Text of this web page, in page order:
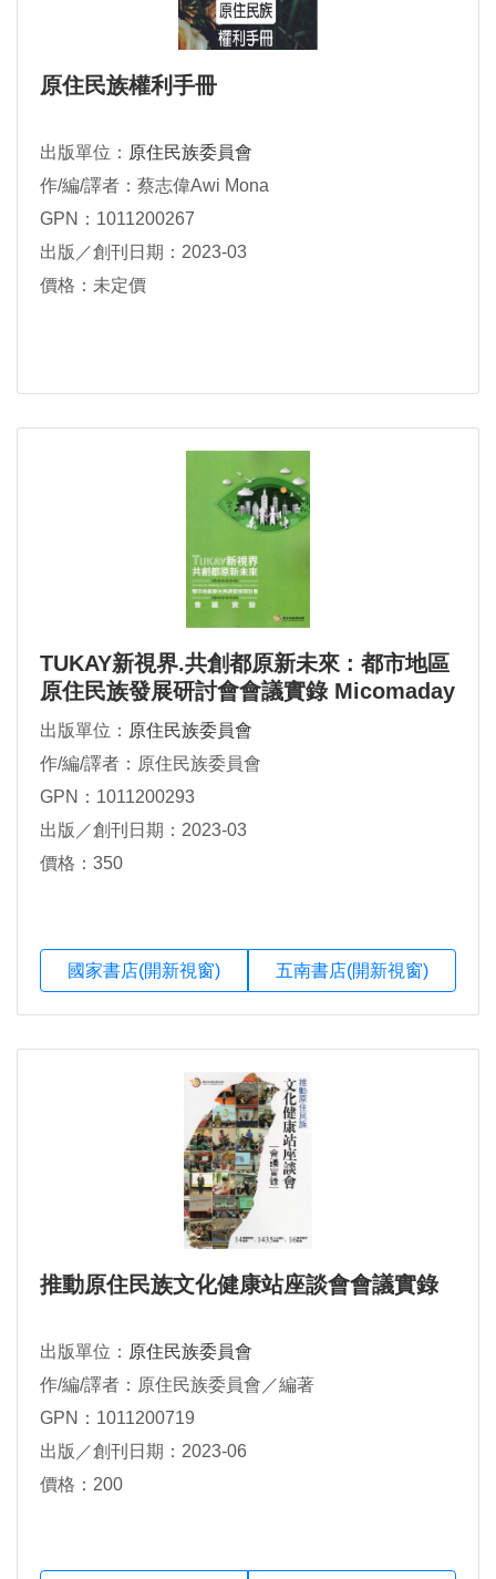
原住民族權利手冊
出版單位： 原住民族委員會
作/編/譯者：蔡志偉Awi Mona
GPN：1011200267
出版／創刊日期：2023-03
價格：未定價
TUKAY新視界.共創都原新未來 : 都市地區
原住民族發展研討會會議實錄 Micomaday
ato mikadkaday a sa' opo^no i Tu-kayy
a Yin-cu-min-c
出版單位： 原住民族委員會
作/編/譯者：原住民族委員會
GPN：1011200293
出版／創刊日期：2023-03
價格：350
國家書店(開新視窗) 五南書店(開新視窗)
推動原住民族文化健康站座談會會議實錄
出版單位： 原住民族委員會
作/編/譯者：原住民族委員會／編著
GPN：1011200719
出版／創刊日期：2023-06
價格：200